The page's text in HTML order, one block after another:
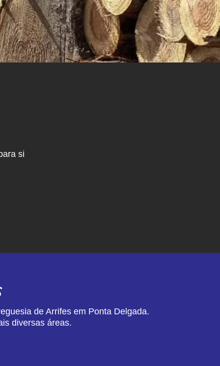
si
de Arrifes em Ponta Delgada.
diversas áreas.